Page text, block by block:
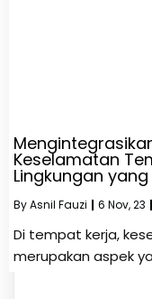
Keselamatan
Lingkungan
ByAsnil Fauzi | 6 Nov, 23 |
Di tempat kerja,
merupakan aspek